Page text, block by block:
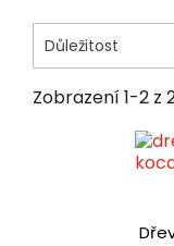
Důležitost
Zobrazení 1-2 z